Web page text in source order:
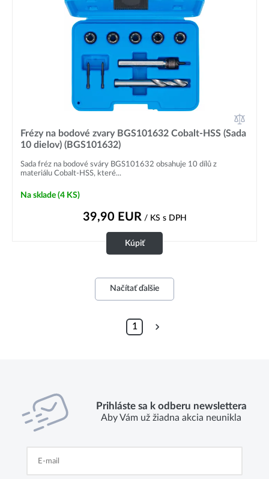
Frézy na bodové zvary BGS101632 Cobalt-HSS (Sada
10 dielov) (BGS101632)
Sada fréz na bodové sváry BGS101632 obsahuje 10 dílů z
materiálu Cobalt-HSS, které...
Na sklade (4 KS)
39,90 EUR / KS s DPH
Kúpiť
Načítať ďalšie
1
Prihláste sa k odberu newslettera
Aby Vám už žiadna akcia neunikla